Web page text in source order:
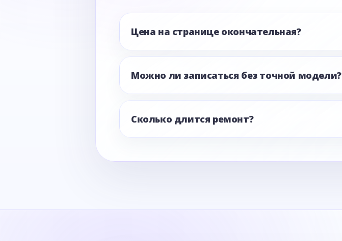
Цена на странице окончательная?
Можно ли записаться без точной модели?
Сколько длится ремонт?